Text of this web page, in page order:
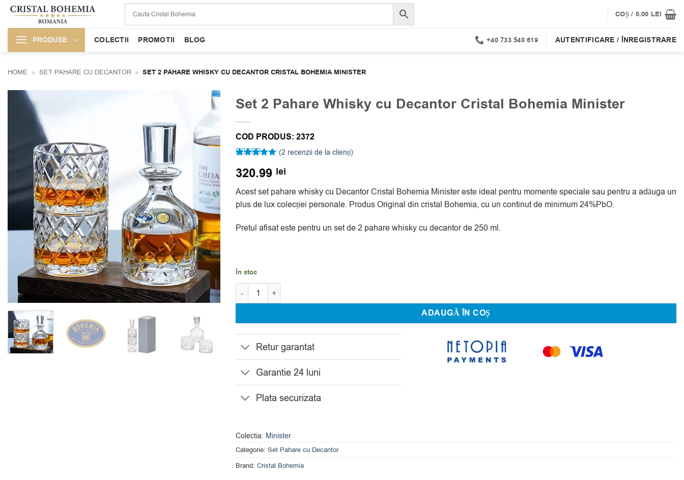
Skip
content
COȘ / 0.00 LEI
PRODUSE COLECTII PROMOTII BLOG +40 733 540 619 AUTENTIFICARE / ÎNREGISTRARE
HOME » SET PAHARE CU DECANTOR » SET 2 PAHARE WHISKY CU DECANTOR CRISTAL BOHEMIA MINISTER
Set 2 Pahare Whisky cu Decantor Cristal Bohemia Minister
COD PRODUS: 2372
5din 5 pe
evaluări de
(2 recenzii de la clienți)
320.99 lei
Acest set pahare whisky cu Decantor Cristal Bohemia Minister este ideal pentru momente speciale sau pentru a adăuga un
plus de lux colecției personale. Produs Original din cristal Bohemia, cu un continut de minimum 24%PbO.
Pretul afisat este pentru un set de 2 pahare whisky cu decantor de 250 ml.
În stoc
Cantitate Set 2 Pahare Whisky cu Decantor Cristal Bohemia Minister
ADAUGĂ ÎN COȘ
Retur garantat
Garantie 24 luni
Plata securizata
Colectia: Minister
Categorie: Set Pahare cu Decantor
Brand: Cristal Bohemia